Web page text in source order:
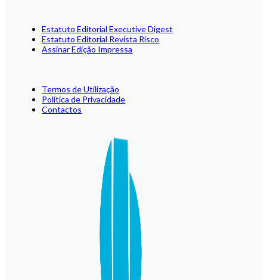
Estatuto Editorial Executive Digest
Estatuto Editorial Revista Risco
Assinar Edição Impressa
Termos de Utilização
Política de Privacidade
Contactos